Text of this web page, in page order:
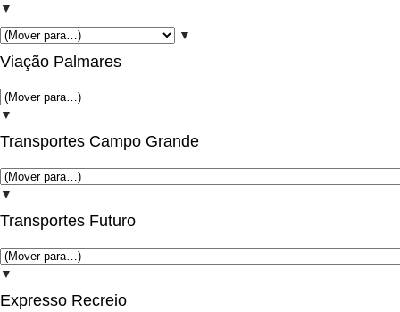
▼
▼
Viação Palmares
▼
Transportes Campo Grande
▼
Transportes Futuro
▼
Expresso Recreio